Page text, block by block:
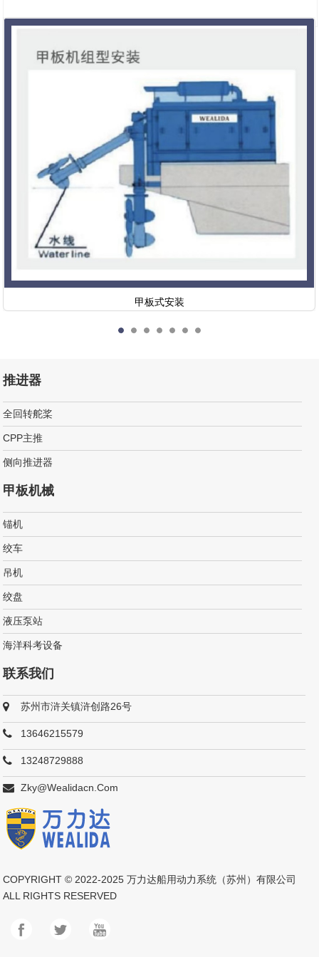
甲板式安装
推进器
全回转舵桨
CPP主推
侧向推进器
甲板机械
锚机
绞车
吊机
绞盘
液压泵站
海洋科考设备
联系我们
苏州市浒关镇浒创路26号
13646215579
13248729888
Zky@wealidacn.com
COPYRIGHT © 2022-2025万力达船用动力系统（苏州）有限公司
ALL RIGHTS RESERVED